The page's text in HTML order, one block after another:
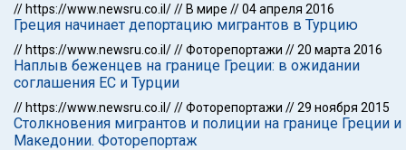
//https://www.newsru.co.il///В мире //04 апреля 2016
Греция начинает депортацию мигрантов в Турцию
//https://www.newsru.co.il///Фоторепортажи //20 марта 2016
Наплыв беженцев на границе Греции: в ожидании
соглашения ЕС и Турции
//https://www.newsru.co.il///Фоторепортажи //29 ноября 2015
Столкновения мигрантов и полиции на границе Греции и
Македонии. Фоторепортаж